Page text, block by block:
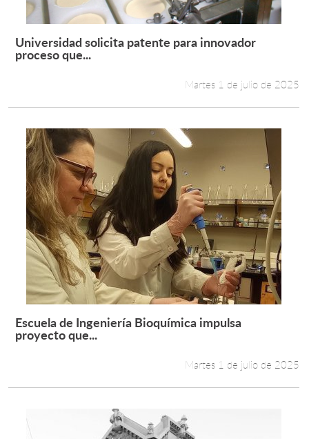
Leer más +
Universidad solicita patente para innovador
proceso que...
Martes 1 de julio de 2025
Leer más +
Escuela de Ingeniería Bioquímica impulsa
proyecto que...
Martes 1 de julio de 2025